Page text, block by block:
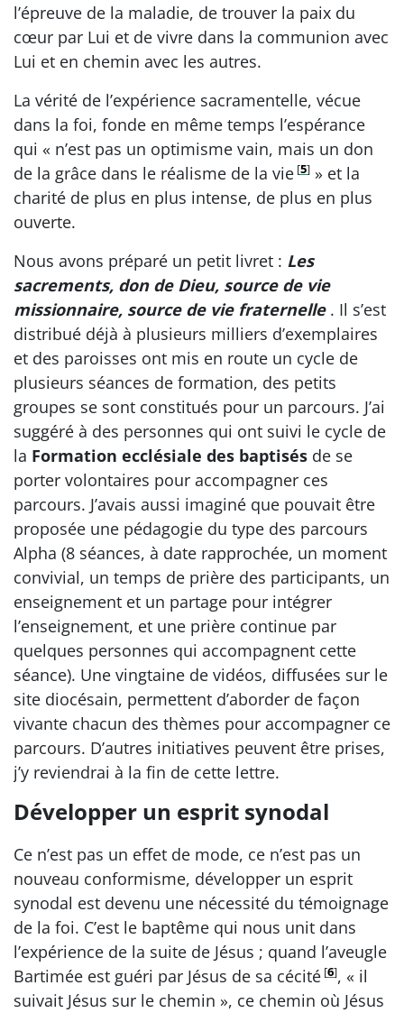
l’épreuve de la maladie, de trouver la paix du
cœur par Lui et de vivre dans la communion avec
Lui et en chemin avec les autres.
La vérité de l’expérience sacramentelle, vécue
dans la foi, fonde en même temps l’espérance
qui « n’est pas un optimisme vain, mais un don
de la grâce dans le réalisme de la vie [5] » et la
charité de plus en plus intense, de plus en plus
ouverte.
Nous avons préparé un petit livret : Les
sacrements, don de Dieu, source de vie
missionnaire, source de vie fraternelle . Il s’est
distribué déjà à plusieurs milliers d’exemplaires
et des paroisses ont mis en route un cycle de
plusieurs séances de formation, des petits
groupes se sont constitués pour un parcours. J’ai
suggéré à des personnes qui ont suivi le cycle de
la Formation ecclésiale des baptisés de se
porter volontaires pour accompagner ces
parcours. J’avais aussi imaginé que pouvait être
proposée une pédagogie du type des parcours
Alpha (8 séances, à date rapprochée, un moment
convivial, un temps de prière des participants, un
enseignement et un partage pour intégrer
l’enseignement, et une prière continue par
quelques personnes qui accompagnent cette
séance). Une vingtaine de vidéos, diffusées sur le
site diocésain, permettent d’aborder de façon
vivante chacun des thèmes pour accompagner ce
parcours. D’autres initiatives peuvent être prises,
j’y reviendrai à la fin de cette lettre.
Développer un esprit synodal
Ce n’est pas un effet de mode, ce n’est pas un
nouveau conformisme, développer un esprit
synodal est devenu une nécessité du témoignage
de la foi. C’est le baptême qui nous unit dans
l’expérience de la suite de Jésus ; quand l’aveugle
Bartimée est guéri par Jésus de sa cécité [6], « il
suivait Jésus sur le chemin », ce chemin où Jésus